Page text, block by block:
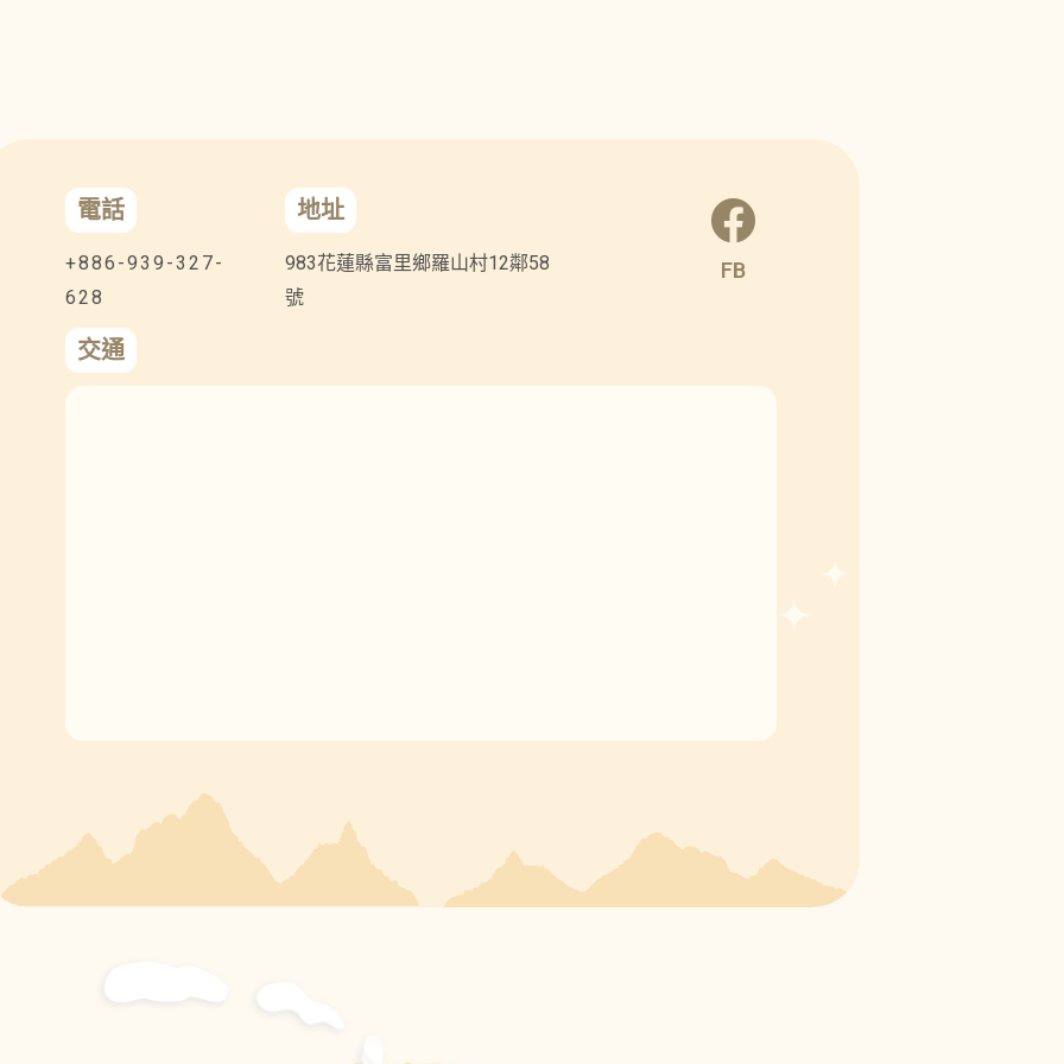
電話
+886-939-327-
628
地址
983花蓮縣富里鄉羅山村12鄰58
號
FB
交通